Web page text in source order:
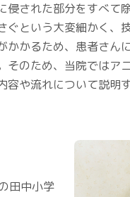
侵された部分をすべて
ぐという大変細かく、
かかるため、患者さん
そのため、当院ではア
容や流れについて説明
田中小学